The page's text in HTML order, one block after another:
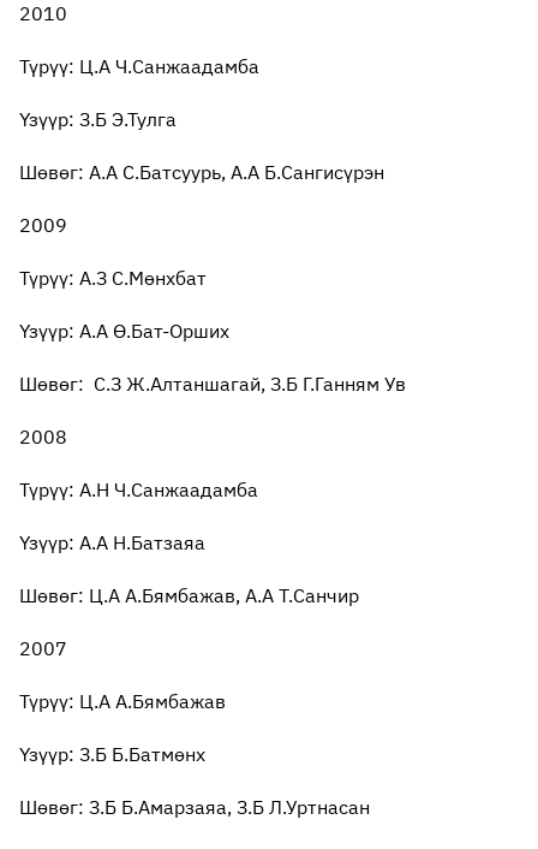
2010
Түрүү: Ц.А Ч.Санжаадамба
Үзүүр: З.Б Э.Тулга
Шөвөг: А.А С.Батсуурь, А.А Б.Сангисүрэн
2009
Түрүү: А.З С.Мөнхбат
Үзүүр: А.А Ө.Бат-Орших
Шөвөг: С.З Ж.Алтаншагай, З.Б Г.Ганням Ув
2008
Түрүү: А.Н Ч.Санжаадамба
Үзүүр: А.А Н.Батзаяа
Шөвөг: Ц.А А.Бямбажав, А.А Т.Санчир
2007
Түрүү: Ц.А А.Бямбажав
Үзүүр: З.Б Б.Батмөнх
Шөвөг: З.Б Б.Амарзаяа, З.Б Л.Уртнасан